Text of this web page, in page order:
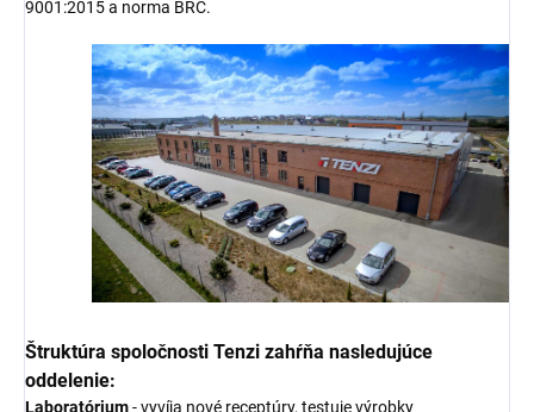
9001:2015 a norma BRC.
Štruktúra spoločnosti Tenzi zahŕňa nasledujúce
oddelenie:
Laboratórium- vyvíja nové receptúry, testuje výrobky